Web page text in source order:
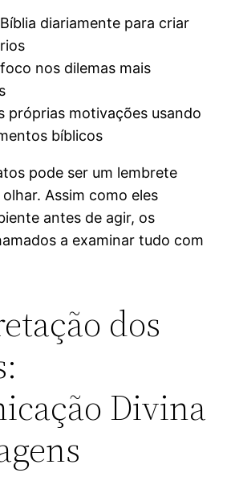
diariamente para criar
nos dilemas mais
próprias motivações usando
bíblicos
pode ser um lembrete
Assim como eles
antes de agir, os
a examinar tudo com
dos
Divina